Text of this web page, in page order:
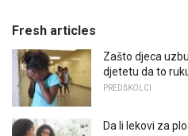
Fresh articles
Zašto djeca
djetetu da to
PREDŠKOLCI
Da li lekovi za